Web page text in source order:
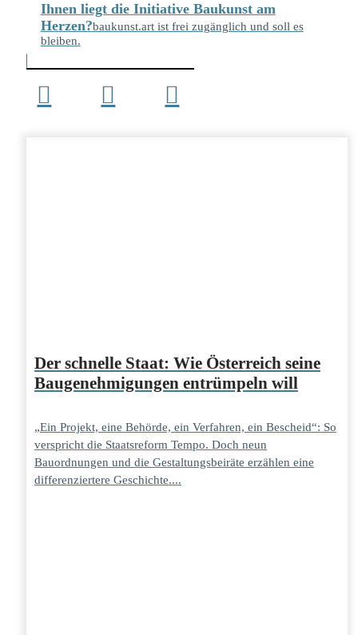
Ihnen liegt die Initiative Baukunst am
Herzen?baukunst.art ist frei zugänglich und soll es
bleiben.
Der schnelle Staat: Wie Österreich seine
Baugenehmigungen entrümpeln will
„Ein Projekt, eine Behörde, ein Verfahren, ein Bescheid“: So
verspricht die Staatsreform Tempo. Doch neun
Bauordnungen und die Gestaltungsbeiräte erzählen eine
differenziertere Geschichte....